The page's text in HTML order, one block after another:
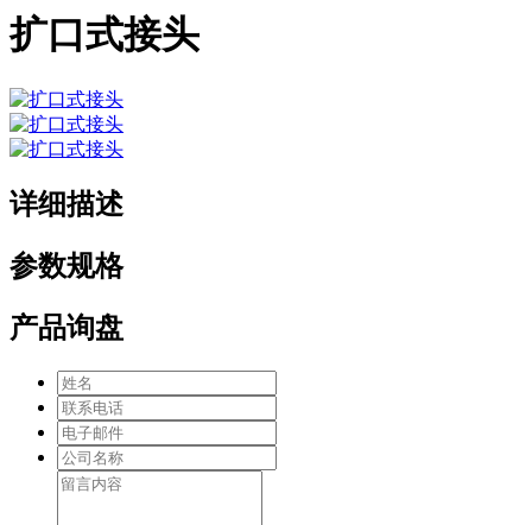
扩口式接头
详细描述
参数规格
产品询盘